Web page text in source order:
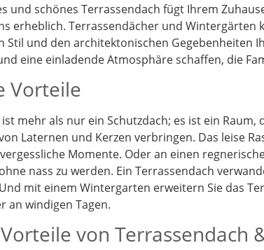
und schönes Terrassendach fügt Ihrem
erheblich. Terrassendächer und
Stil und den architektonischen Gegebenheiten
eine einladende Atmosphäre schaffen, die
Vorteile
mehr als nur ein Schutzdach; es ist ein
Laternen und Kerzen verbringen. Das leise
Momente. Oder an einen
nass zu werden. Ein Terrassendach
mit einem Wintergarten erweitern Sie das
an windigen Tagen.
von Terrassendach